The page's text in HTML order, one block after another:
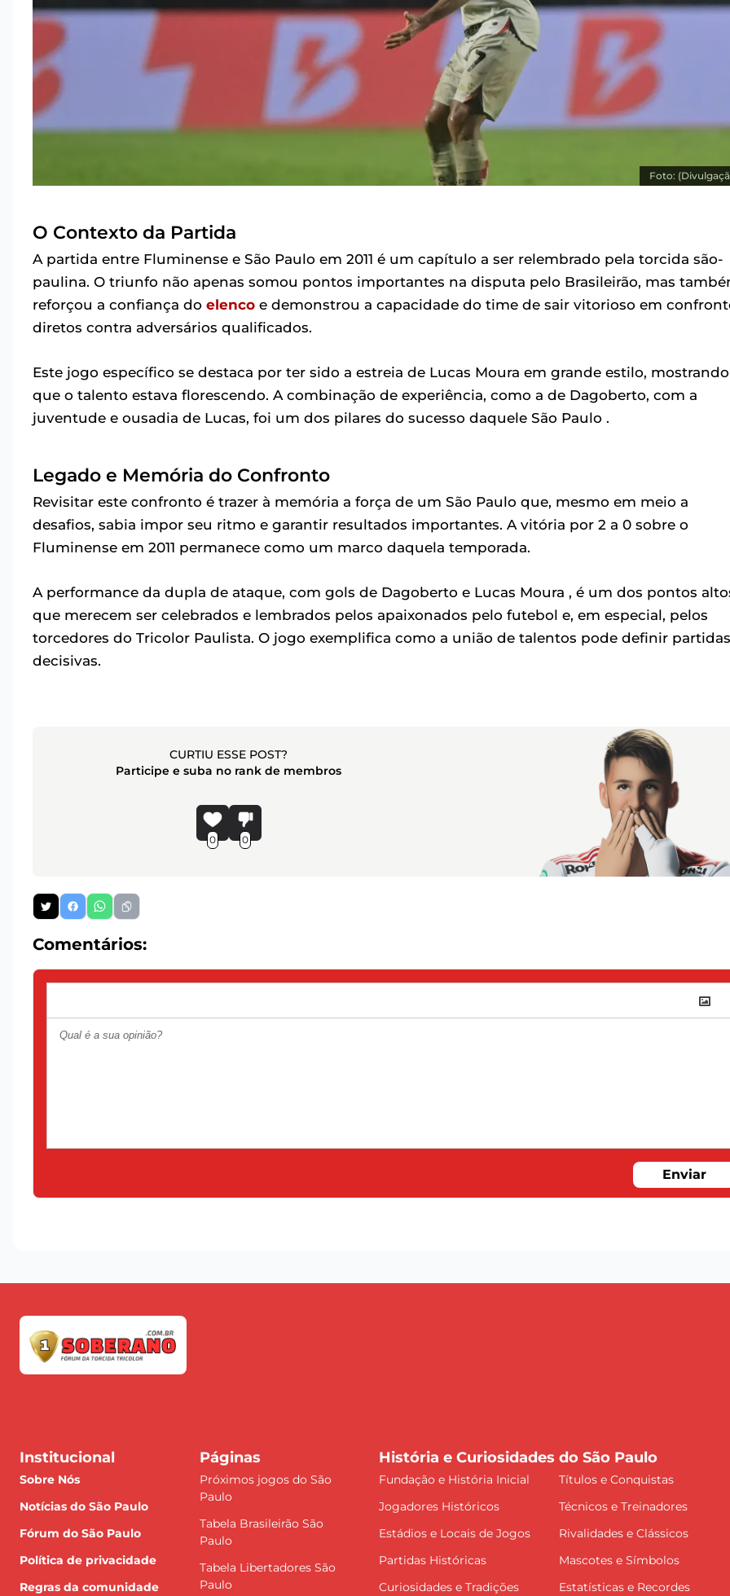
Foto:
O Contexto da Partida
A partida entre Fluminense e São Paulo em 2011 é um capítulo a ser relembrado pela torcida são-
paulina. O triunfo não apenas somou pontos importantes na disputa pelo Brasileirão, mas
reforçou a confiança do elenco e demonstrou a capacidade do time de sair vitorioso em
diretos contra adversários qualificados.
Este jogo específico se destaca por ter sido a estreia de Lucas Moura em grande estilo, mostrando
que o talento estava florescendo. A combinação de experiência, como a de Dagoberto, com a
juventude e ousadia de Lucas, foi um dos pilares do sucesso daquele São Paulo .
Legado e Memória do Confronto
Revisitar este confronto é trazer à memória a força de um São Paulo que, mesmo em meio a
desafios, sabia impor seu ritmo e garantir resultados importantes. A vitória por 2 a 0 sobre o
Fluminense em 2011 permanece como um marco daquela temporada.
A performance da dupla de ataque, com gols de Dagoberto e Lucas Moura , é um dos pontos
que merecem ser celebrados e lembrados pelos apaixonados pelo futebol e, em especial, pelos
torcedores do Tricolor Paulista. O jogo exemplifica como a união de talentos pode definir partidas
decisivas.
CURTIU ESSE POST?
Participe e suba no rank de membros
0 0
Comentários:
Enviar
Institucional
Sobre Nós
Notícias do São Paulo
Fórum do São Paulo
Política de privacidade
Regras da comunidade
Páginas
Próximos jogos do São
Paulo
Tabela Brasileirão São
Paulo
Tabela Libertadores São
Paulo
História e Curiosidades do São Paulo
Fundação e História Inicial
Títulos e Conquistas
Jogadores Históricos
Técnicos e Treinadores
Estádios e Locais de Jogos
Rivalidades e Clássicos
Partidas Históricas
Mascotes e Símbolos
Curiosidades e Tradições
Estatísticas e Recordes